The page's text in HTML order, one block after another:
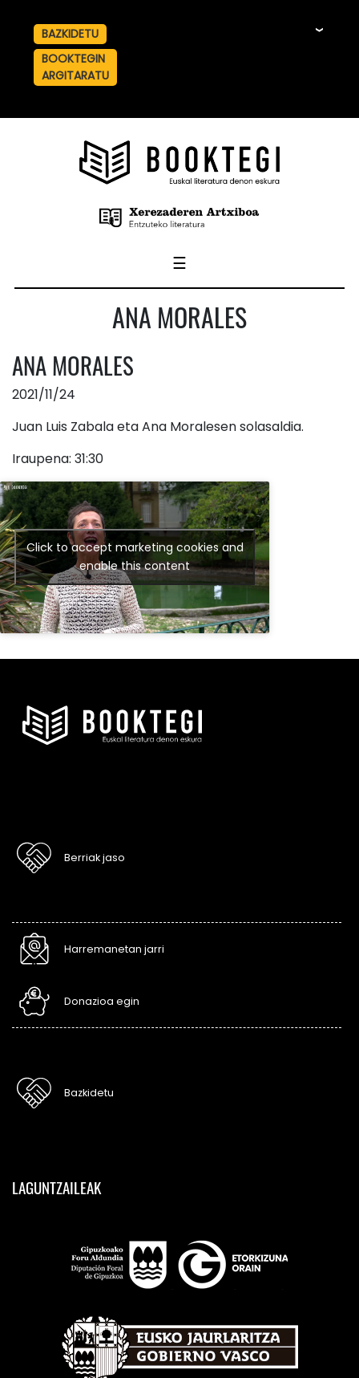
BAZKIDETU
BOOKTEGIN
ARGITARATU
☰
ANA MORALES
ANA MORALES
2021/11/24
Juan Luis Zabala eta Ana Moralesen solasaldia.
Iraupena: 31:30
Click to accept marketing cookies and
enable this content
Berriak jaso
Harremanetan jarri
Donazioa egin
Bazkidetu
LAGUNTZAILEAK